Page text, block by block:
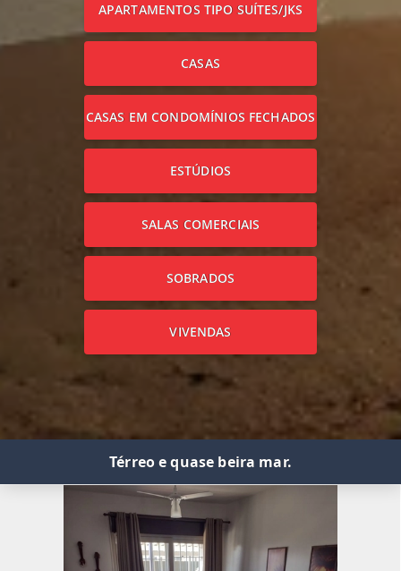
APARTAMENTOS TIPO SUÍTES/JKS
CASAS
CASAS EM CONDOMÍNIOS FECHADOS
ESTÚDIOS
SALAS COMERCIAIS
SOBRADOS
VIVENDAS
Térreo e quase beira mar.